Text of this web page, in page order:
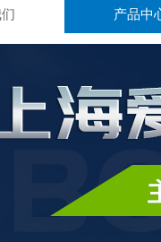
产品中